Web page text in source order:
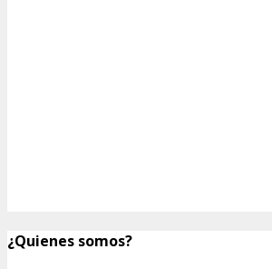
¿Quienes somos?